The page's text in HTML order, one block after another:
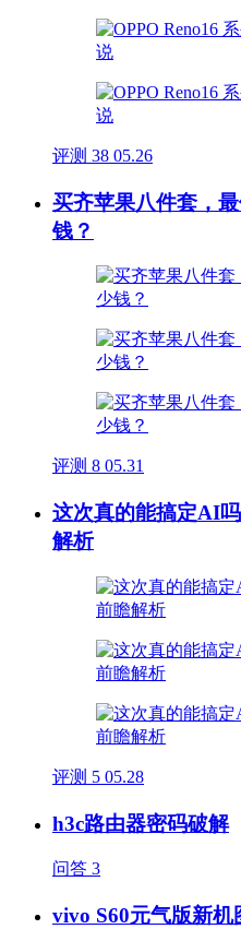
评测 38 05.26
买齐苹果八件套，
钱？
评测 8 05.31
这次真的能搞定AI
解析
评测 5 05.28
h3c路由器密码破解
问答 3
vivo S60元气版新